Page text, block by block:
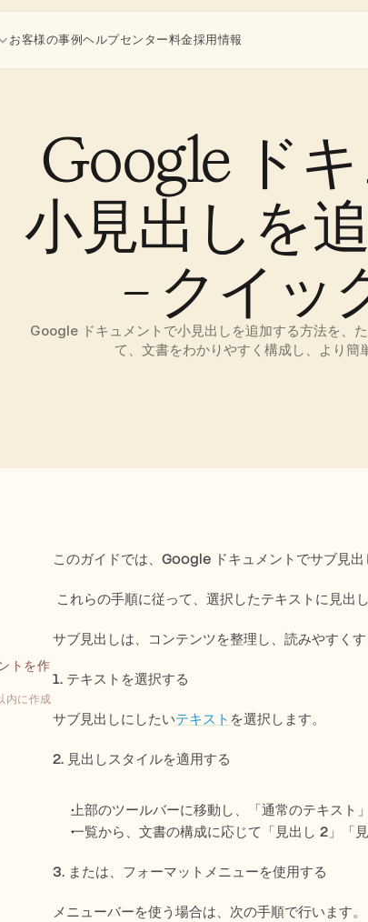
Google ド
小見出しを
– クイッ
Google ドキュメントで小見出しを追加する方法を、
て、文書をわかりやすく構成し、より簡
トを作
内に作成
このガイドでは、Google ドキュメントでサブ見
これらの手順に従って、選択したテキストに見出
サブ見出しは、コンテンツを整理し、読みやすく
1. テキストを選択する
サブ見出しにしたいテキスト を選択します。
2. 見出しスタイルを適用する
上部のツールバーに移動し、「通常のテキスト
一覧から、文書の構成に応じて「見出し 2」「
3. または、フォーマットメニューを使用する
メニューバーを使う場合は、次の手順で行います。
お客様の事例ヘルプセンター料金採用情報